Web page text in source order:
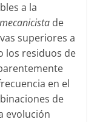
a la
mecanicista de
superiores a
los residuos de
en el
de
evolución